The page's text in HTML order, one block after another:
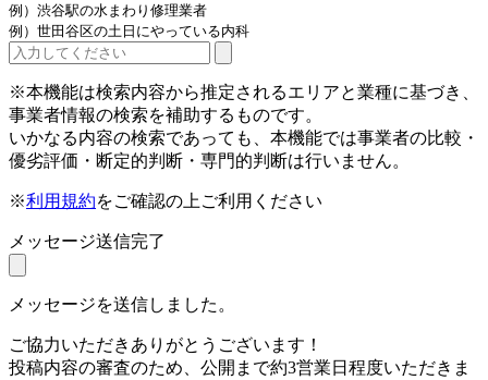
例）渋谷駅の水まわり修理業者
例）世田谷区の土日にやっている内科
※本機能は検索内容から推定されるエリアと業種に基づき、
事業者情報の検索を補助するものです。
いかなる内容の検索であっても、本機能では事業者の比較・
優劣評価・断定的判断・専門的判断は行いません。
※利用規約をご確認の上ご利用ください
メッセージ送信完了
メッセージを送信しました。
ご協力いただきありがとうございます！
投稿内容の審査のため、公開まで約3営業日程度いただきま